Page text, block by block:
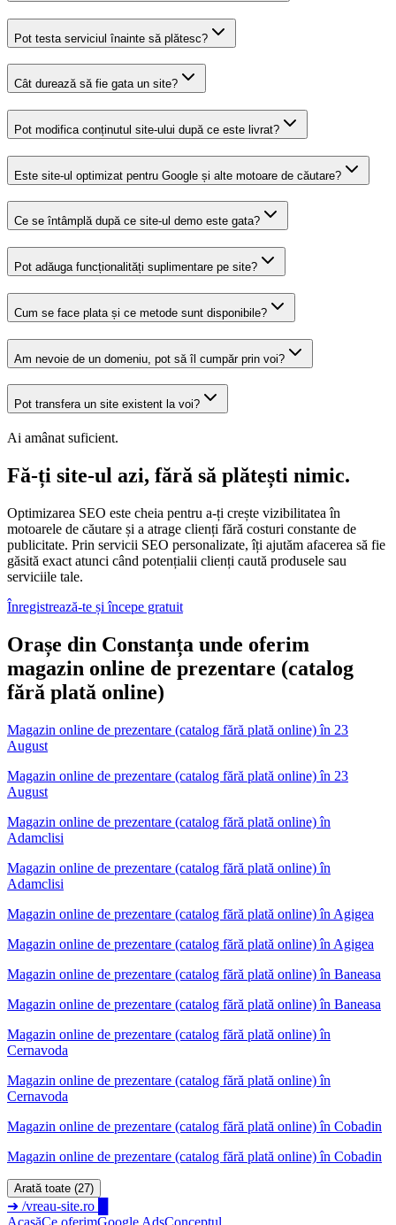
Pot testa serviciul înainte să plătesc?
Cât durează să fie gata un site?
Pot modifica conținutul site-ului după ce este livrat?
Este site-ul optimizat pentru Google și alte motoare de căutare?
Ce se întâmplă după ce site-ul demo este gata?
Pot adăuga funcționalități suplimentare pe site?
Cum se face plata și ce metode sunt disponibile?
Am nevoie de un domeniu, pot să îl cumpăr prin voi?
Pot transfera un site existent la voi?
Ai amânat suficient.
Fă-ți site-ul azi, fără să plătești nimic.
Optimizarea SEO este cheia pentru a-ți crește vizibilitatea în
motoarele de căutare și a atrage clienți fără costuri constante de
publicitate. Prin servicii SEO personalizate, îți ajutăm afacerea să fie
găsită exact atunci când potențialii clienți caută produsele sau
serviciile tale.
Înregistrează-te și începe gratuit
Orașe din Constanța unde oferim
magazin online de prezentare (catalog
fără plată online)
Magazin online de prezentare (catalog fără plată online)în 23
August
Magazin online de prezentare (catalog fără plată online) în 23
August
Magazin online de prezentare (catalog fără plată online)în
Adamclisi
Magazin online de prezentare (catalog fără plată online) în
Adamclisi
Magazin online de prezentare (catalog fără plată online)în Agigea
Magazin online de prezentare (catalog fără plată online) în Agigea
Magazin online de prezentare (catalog fără plată online)în Baneasa
Magazin online de prezentare (catalog fără plată online) în Baneasa
Magazin online de prezentare (catalog fără plată online)în
Cernavoda
Magazin online de prezentare (catalog fără plată online) în
Cernavoda
Magazin online de prezentare (catalog fără plată online)în Cobadin
Magazin online de prezentare (catalog fără plată online) în Cobadin
Arată toate (27)
➜ /vreau-site.ro
AcasăCe oferimGoogle AdsConceptul